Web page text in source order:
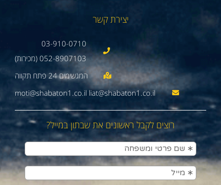
יצירת קשר
03-910-0710
052-8907103 (מכירות)
moti@shabaton1.co.il liat@shabaton1.co.il
רוצים לקבל ראשונים את שבתון במייל?